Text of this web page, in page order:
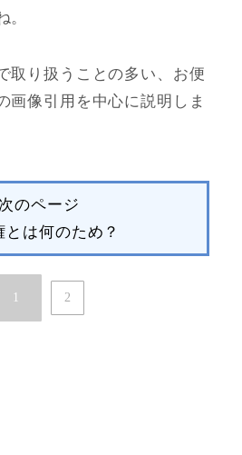
。
取り扱うことの多い、お便
画像引用を中心に説明しま
次のページ
とは何のため？
1 2